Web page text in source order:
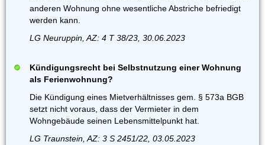
anderen Wohnung ohne wesentliche Abstriche befriedigt
werden kann.
LG Neuruppin, AZ: 4 T 38/23, 30.06.2023
Kündigungsrecht bei Selbstnutzung einer Wohnung
als Ferienwohnung?
Die Kündigung eines Mietverhältnisses gem. § 573a BGB
setzt nicht voraus, dass der Vermieter in dem
Wohngebäude seinen Lebensmittelpunkt hat.
LG Traunstein, AZ: 3 S 2451/22, 03.05.2023